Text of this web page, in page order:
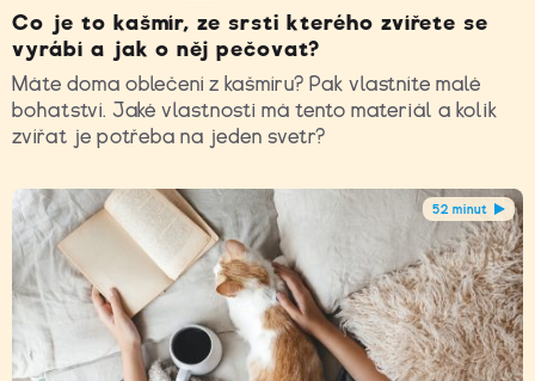
Co je to kašmír, ze srsti kterého zvířete se
vyrábí a jak o něj pečovat?
Máte doma oblečení z kašmíru? Pak vlastníte malé
bohatství. Jaké vlastnosti má tento materiál a kolik
zvířat je potřeba na jeden svetr?
52 minut